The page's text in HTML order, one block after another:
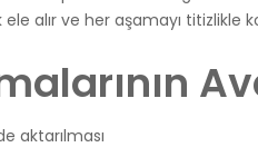
alır ve her aşamayı titizlikle
aktarılması